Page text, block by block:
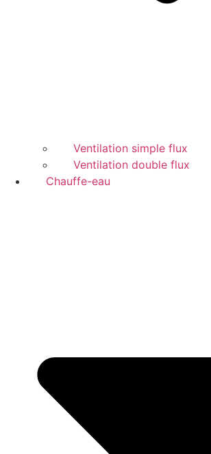
Ventilation simple flux
Ventilation double flux
Chauffe-eau